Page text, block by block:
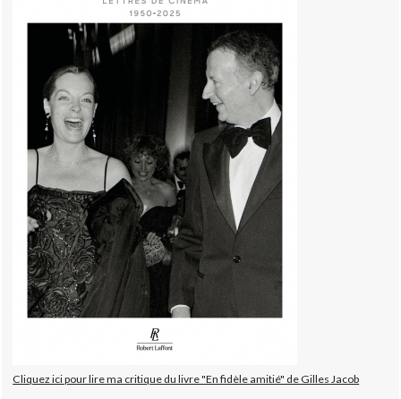
Cliquez ici pour lire ma critique du livre "En fidèle amitié" de Gilles Jacob